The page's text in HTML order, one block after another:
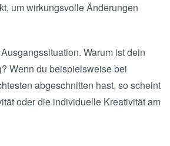
um wirkungsvolle Änderungen
Warum ist dein
Wenn du beispielsweise bei
abgeschnitten hast, so scheint
oder die individuelle Kreativität am